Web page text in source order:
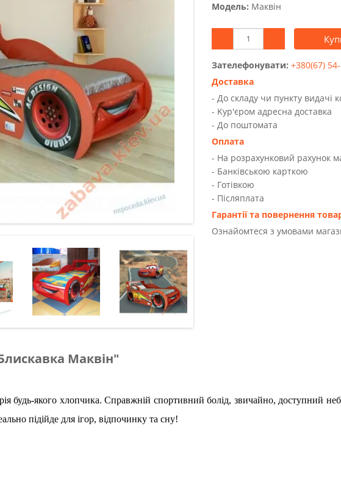
Модель: Маквін
Зателефонувати: +380(67)
Доставка
- До складу чи пункту видачі
- Kур'єром адресна доставка
- До поштомата
Оплата
- На розрахунковий рахунок
- Банківською карткою
- Готівкою
- Післяплата
Гарантії та повернення
Ознайомтеся з умовами
Маквін"
будь-якого хлопчика. Справжній спортивний болід, звичайно, доступний
підійде для ігор, відпочинку та сну!